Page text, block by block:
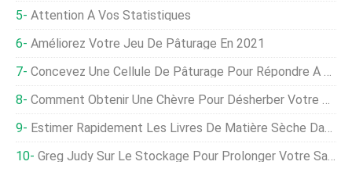
Attention À Vos Statistiques
Améliorez Votre Jeu De Pâturage En 2021
Concevez Une Cellule De Pâturage Pour Répondre À Vos Besoins
Comment Obtenir Une Chèvre Pour Désherber Votre Jardin
Estimer Rapidement Les Livres De Matière Sèche Dans Les Pâturages
Greg Judy Sur Le Stockage Pour Prolonger Votre Saison De Pâturage